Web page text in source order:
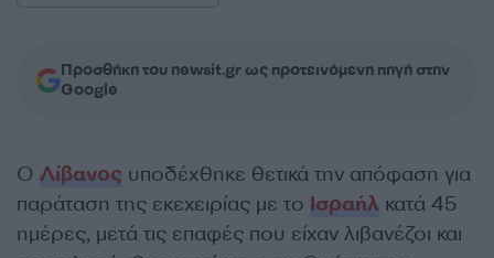
Προσθήκη του newsit.gr ως προτεινόμενη πηγή στην
Google
Ο Λίβανος υποδέχθηκε θετικά την απόφαση για
παράταση της εκεχειρίας με το Ισραήλ κατά 45
ημέρες, μετά τις επαφές που είχαν λιβανέζοι και